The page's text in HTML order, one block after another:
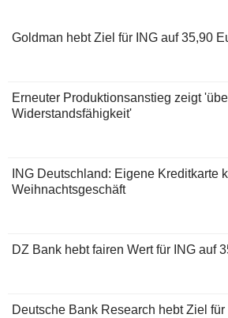
Goldman hebt Ziel für ING auf 35,90
Erneuter Produktionsanstieg zeigt
Widerstandsfähigkeit'
ING Deutschland: Eigene Kreditkarte
Weihnachtsgeschäft
DZ Bank hebt fairen Wert für ING auf
Deutsche Bank Research hebt Ziel